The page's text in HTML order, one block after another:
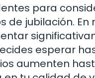
para
de jubilación.
esperar
aumenten